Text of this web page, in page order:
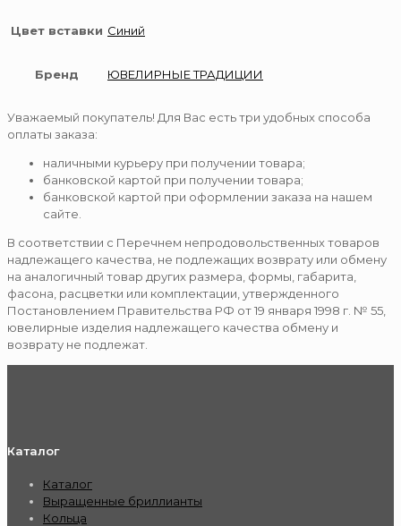
Цвет вставки Синий
Бренд ЮВЕЛИРНЫЕ ТРАДИЦИИ
Уважаемый покупатель! Для Вас есть три удобных способа
оплаты заказа:
наличными курьеру при получении товара;
банковской картой при получении товара;
банковской картой при оформлении заказа на нашем
сайте.
В соответствии с Перечнем непродовольственных товаров
надлежащего качества, не подлежащих возврату или обмену
на аналогичный товар других размера, формы, габарита,
фасона, расцветки или комплектации, утвержденного
Постановлением Правительства РФ от 19 января 1998 г. № 55,
ювелирные изделия надлежащего качества обмену и
возврату не подлежат.
Каталог
Каталог
Выращенные бриллианты
Кольца